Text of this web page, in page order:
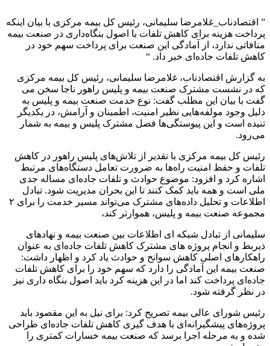
” اقتصادناب_غلامرضا سلیمانی، رئیس کل بیمه مرکزی با بیان اینکه
پرداخت هزینه برای کاهش تلفات با اصول بنگاه‌داری در صنعت بیمه
منافاتی ندارد، از آمادگی این صنعت برای پرداخت سهم خود در
کاهش تلفات جاده‌ای خبر داد. “
به گزارش اقتصادناب، غلامرضا سلیمانی، رئیس کل بیمه مرکزی
که در نشست مشترک صنعت بیمه و پلیس راهور ناجا سخن می
گفت با بیان این مطلب گفت: نوع خدمت صنعت بیمه و پلیس به
دلیل وجود مولفه‌هایی نظیر امنیت، اطمینان و آرامش، در یکدیگر
تنیده است و این پیوستگی‌ها فصل مشترک پلیس و بیمه به شمار
می‌رود.
رئیس کل بیمه مرکزی با تقدیر از تلاش‌های پلیس راهور در کاهش
تلفات و حفظ امنیت راه‌ها به ضرورت تعامل دستگاه‌های مرتبط
اشاره کرد و افزود: موضوع حوادث و تلفات جاده‌ای مساله جدی
ملی است و همه باید کمک کنند تا این بحران مدیریت شود. تبادل
اطلاعات و تحلیل داده‌های مشترک می‌تواند مسیر خدمت را برای ۲
مجموعه صنعت بیمه و پلیس، هموارتر کند،
سلیمانی از تبادل شبکه ای اطلاعات بین صنعت بیمه و نهادهای
ذیربط و انجام پروژه های مشترک کاهش تلفات جاده‌ای به عنوان
راهکارهای اصلی کاهش سوانح و حوادث یاد کرد و اظهار داشت:
صنعت بیمه این آمادگی را دارد که سهم خود را برای کاهش تلفات
جاده‌ای پرداخت کند اما در این هزینه کرد باید اصول بنگاه داری نیز
در نظر گرفته شود.
رئیس شورای عالی بیمه تصریح کرد: برای نیل به این مقصود باید
پروژه‌های پیشگیرانه‌ای با هدف گیری کاهش تلفات جاده‌ای طراحی
شده و به مرحله اجرا برسد که صنعت بیمه خسارات کمتری را